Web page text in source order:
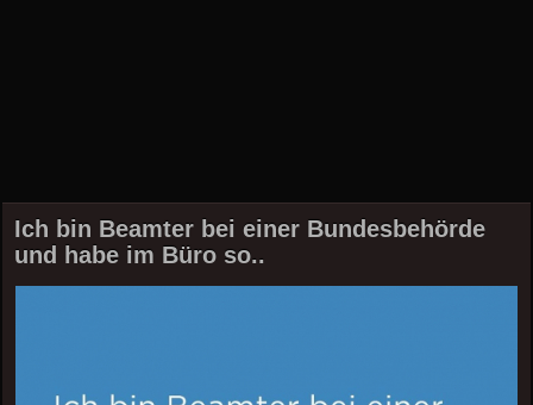
Ich bin Beamter bei einer Bundesbehörde
und habe im Büro so..